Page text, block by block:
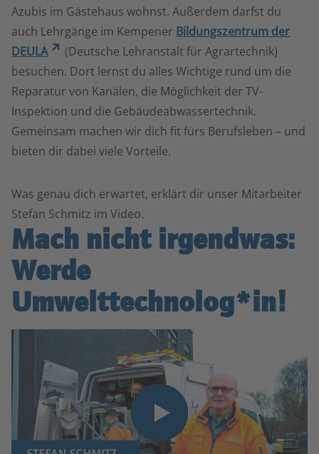
Azubis im Gästehaus wohnst. Außerdem darfst du
auch Lehrgänge im Kempener Bildungszentrum der
DEULA
(Deutsche Lehranstalt für Agrartechnik)
besuchen. Dort lernst du alles Wichtige rund um die
Reparatur von Kanälen, die Möglichkeit der TV-
Inspektion und die Gebäudeabwassertechnik.
Gemeinsam machen wir dich fit fürs Berufsleben – und
bieten dir dabei viele Vorteile.
Was genau dich erwartet, erklärt dir unser Mitarbeiter
Stefan Schmitz im Video.
Mach nicht irgendwas:
Werde
Umwelttechnolog*in!